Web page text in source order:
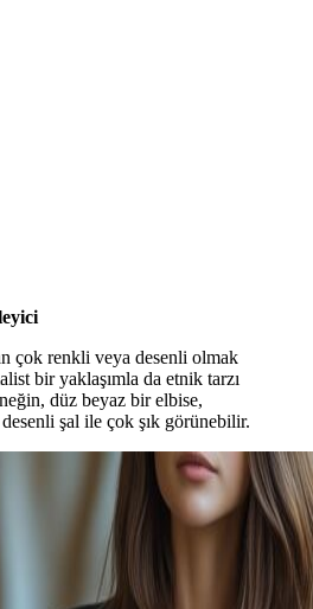
çok renkli veya desenli olmak
bir yaklaşımla da etnik tarzı
düz beyaz bir elbise,
şal ile çok şık görünebilir.